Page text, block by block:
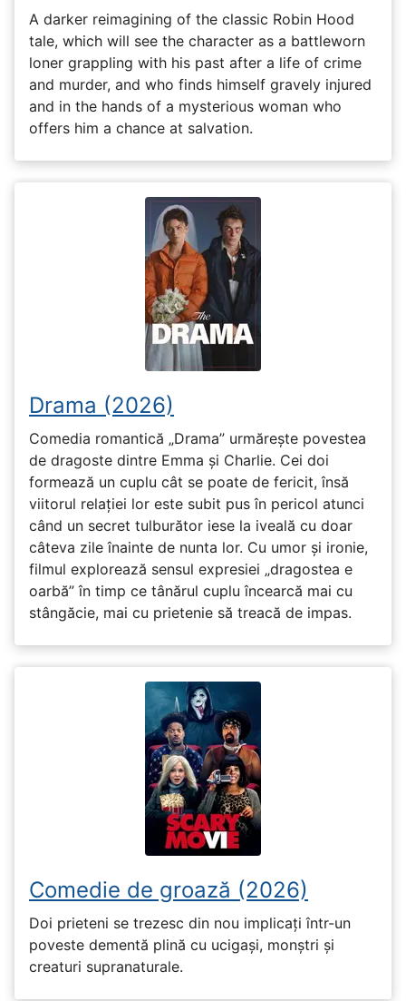
A darker reimagining of the classic Robin Hood
tale, which will see the character as a battleworn
loner grappling with his past after a life of crime
and murder, and who finds himself gravely injured
and in the hands of a mysterious woman who
offers him a chance at salvation.
Drama (2026)
Comedia romantică „Drama” urmărește povestea
de dragoste dintre Emma și Charlie. Cei doi
formează un cuplu cât se poate de fericit, însă
viitorul relației lor este subit pus în pericol atunci
când un secret tulburător iese la iveală cu doar
câteva zile înainte de nunta lor. Cu umor și ironie,
filmul explorează sensul expresiei „dragostea e
oarbă” în timp ce tânărul cuplu încearcă mai cu
stângăcie, mai cu prietenie să treacă de impas.
Comedie de groază (2026)
Doi prieteni se trezesc din nou implicați într-un
poveste dementă plină cu ucigași, monștri și
creaturi supranaturale.